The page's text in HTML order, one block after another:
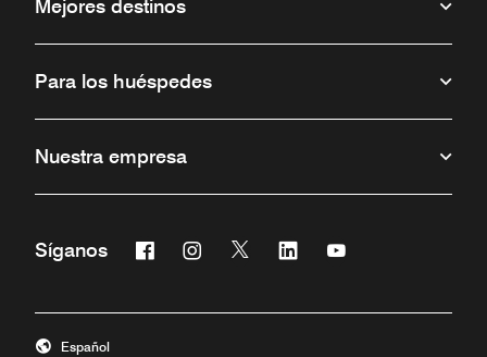
Mejores destinos
Para los huéspedes
Nuestra empresa
Síganos Facebook
Abre una ventana nueva
Instagram
Abre una ventana nueva
Twitter
Abre una ventana nueva
Linkedin
Abre una ventana nueva
Abre una ventana
Español